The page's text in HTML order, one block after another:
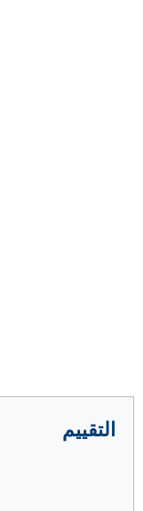
التقييم